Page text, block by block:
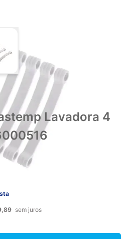
Lavadora 4
sem juros